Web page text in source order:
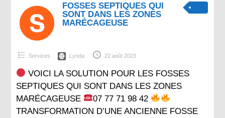
FOSSES SEPTIQUES QUI
SONT DANS LES ZONES
MARÉCAGEUSE
Services Lynda 22 août 2023
VOICI LA SOLUTION POUR LES FOSSES
SEPTIQUES QUI SONT DANS LES ZONES
MARÉCAGEUSE
07 77 71 98 42
TRANSFORMATION D’UNE ANCIENNE FOSSE